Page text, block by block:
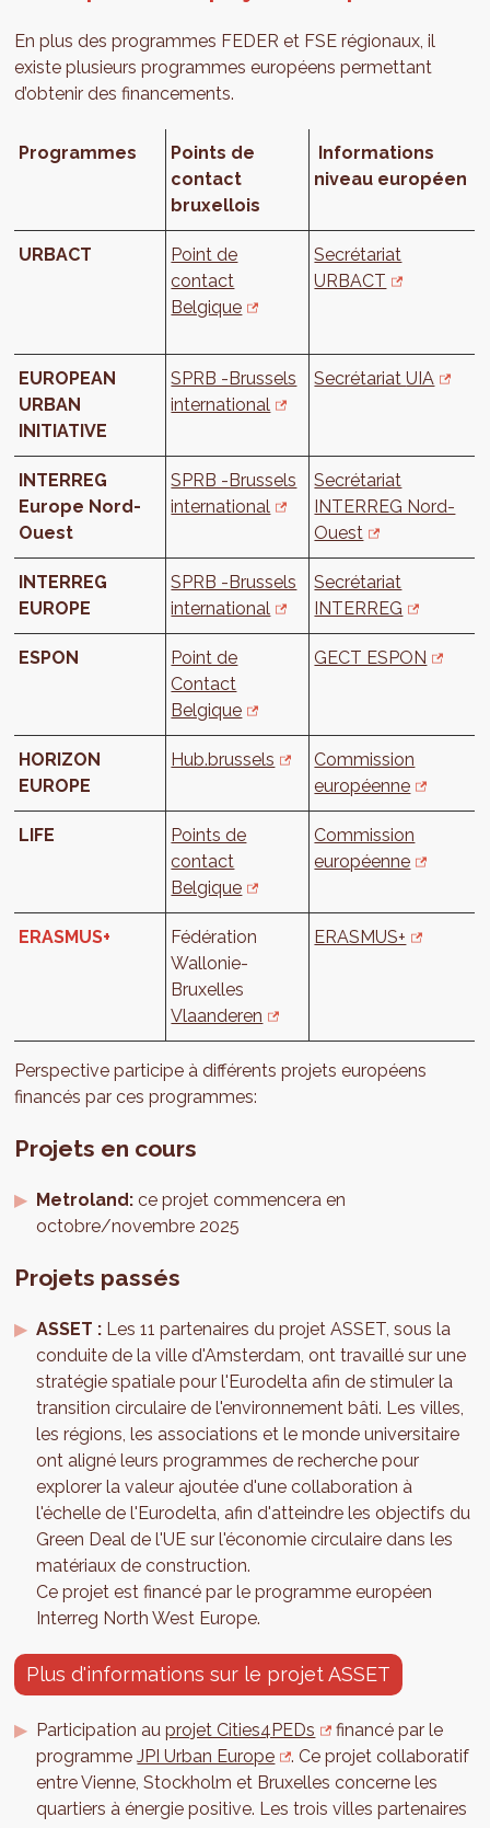
En plus des programmes FEDER et FSE régionaux, il
existe plusieurs programmes européens permettant
d’obtenir des financements.
Programmes
Points de
contact
bruxellois
Informations
niveau européen
URBACT
Point de
contact
Belgique
Secrétariat
URBACT
EUROPEAN
URBAN
INITIATIVE
SPRB -Brussels
international
SecrétariatUIA
INTERREG
Europe Nord-
Ouest
SPRB -Brussels
international
Secrétariat
INTERREG Nord-
Ouest
INTERREG
EUROPE
SPRB -Brussels
international
Secrétariat
INTERREG
ESPON
Point de
Contact
Belgique
GECT ESPON
HORIZON
EUROPE
Hub.brussels
Commission
européenne
LIFE
Points de
contact
Belgique
Commission
européenne
ERASMUS+
Fédération
Wallonie-
Bruxelles
Vlaanderen
ERASMUS+
Perspective participe à différents projets européens
financés par ces programmes:
Projets en cours
Metroland:ce projet commencera en
octobre/novembre 2025
Projets passés
ASSET : Les 11 partenaires du projet ASSET, sous la
conduite de la ville d'Amsterdam, ont travaillé sur une
stratégie spatiale pour l'Eurodelta afin de stimuler la
transition circulaire de l'environnement bâti. Les villes,
les régions, les associations et le monde universitaire
ont aligné leurs programmes de recherche pour
explorer la valeur ajoutée d'une collaboration à
l'échelle de l'Eurodelta, afin d'atteindre les objectifs du
Green Deal de l'UE sur l'économie circulaire dans les
matériaux de construction.
Ce projet est financé par le programme européen
Interreg North West Europe.
Plus d'informations sur le projet ASSET
Participation auprojet Cities4PEDs
financé par le
programmeJPI Urban Europe
. Ce projet collaboratif
entre Vienne, Stockholm et Bruxelles concerne les
quartiers à énergie positive. Les trois villes partenaires